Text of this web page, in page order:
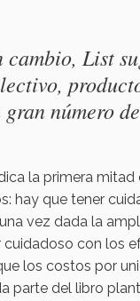
cambio, List
gran número
la primera
hay que tener
vez dada la
cuidadoso con los
los costos por
parte del libro